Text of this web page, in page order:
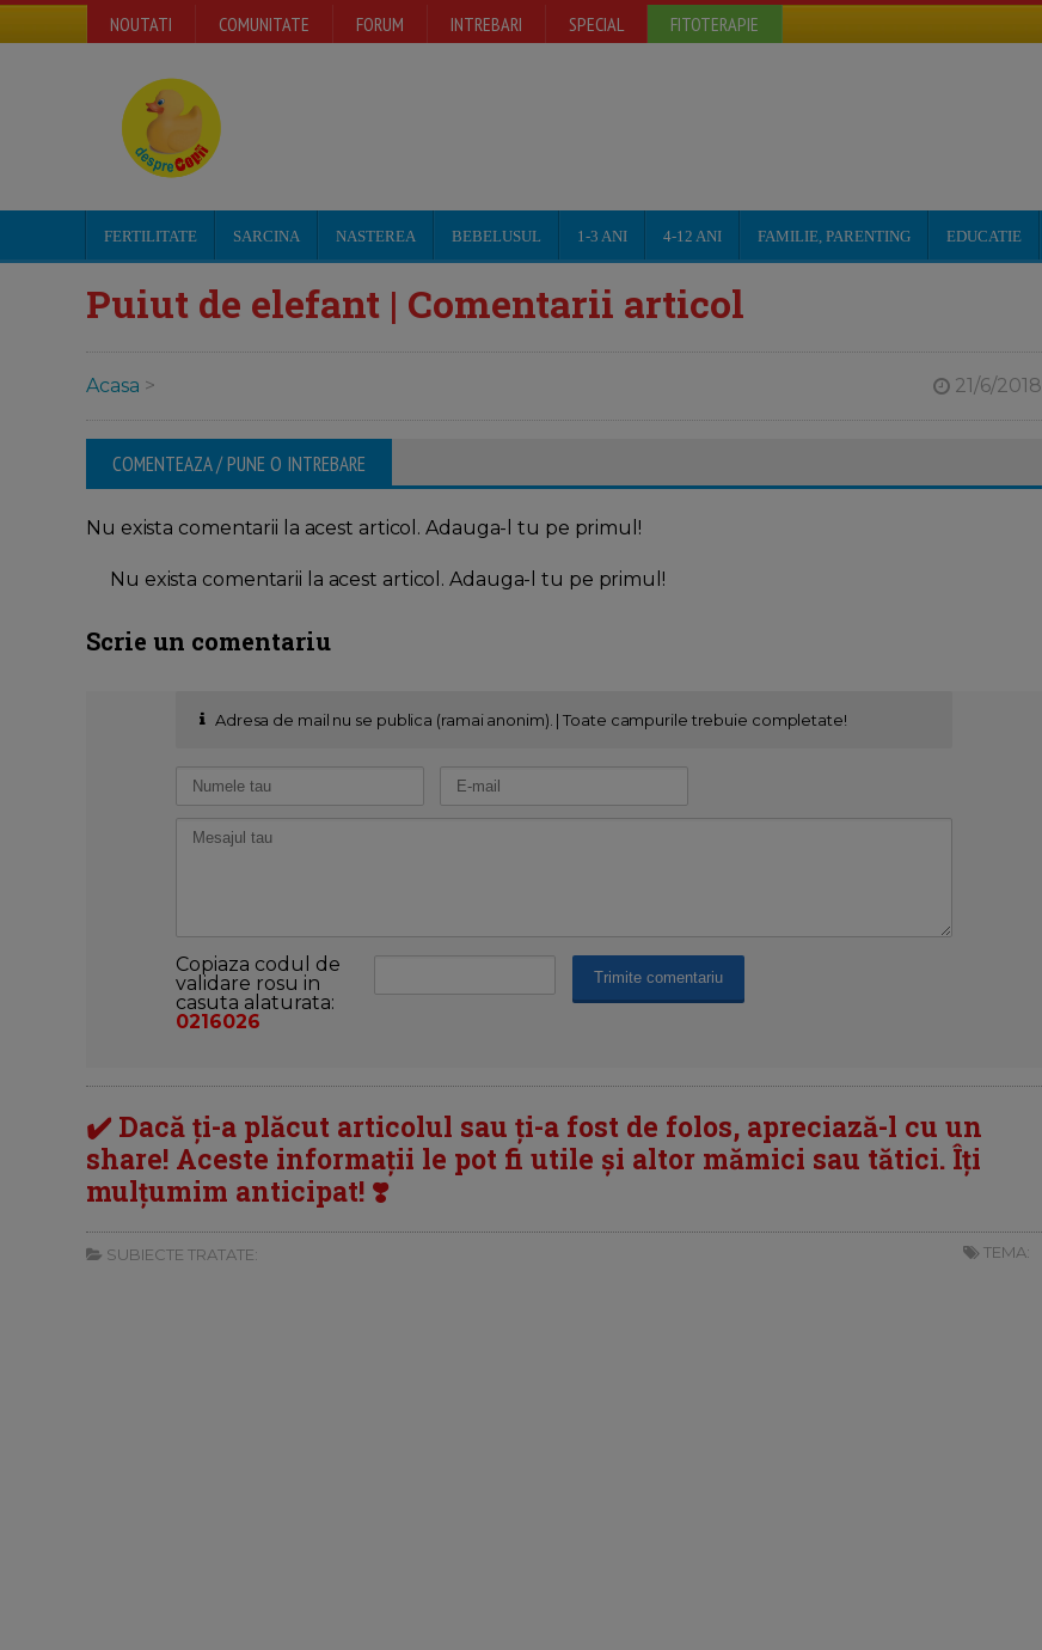
NOUTATI COMUNITATE FORUM INTREBARI SPECIAL FITOTERAPIE
FERTILITATE SARCINA NASTEREA BEBELUSUL 1-3 ANI 4-12 ANI FAMILIE, PARENTING EDUCATIE
Puiut de elefant | Comentarii articol
Acasa > 21/6/2018
COMENTEAZA / PUNE O INTREBARE
Nu exista comentarii la acest articol. Adauga-l tu pe primul!
Nu exista comentarii la acest articol. Adauga-l tu pe primul!
Scrie un comentariu
Adresa de mail nu se publica (ramai anonim). | Toate campurile trebuie completate!
Copiaza codul de
validare rosu in
casuta alaturata:
0216026
✔️ Dacă ți-a plăcut articolul sau ți-a fost de folos, apreciază-l cu un
share! Aceste informații le pot fi utile și altor mămici sau tătici. Îți
mulțumim anticipat! ❣️
SUBIECTE TRATATE: TEMA: